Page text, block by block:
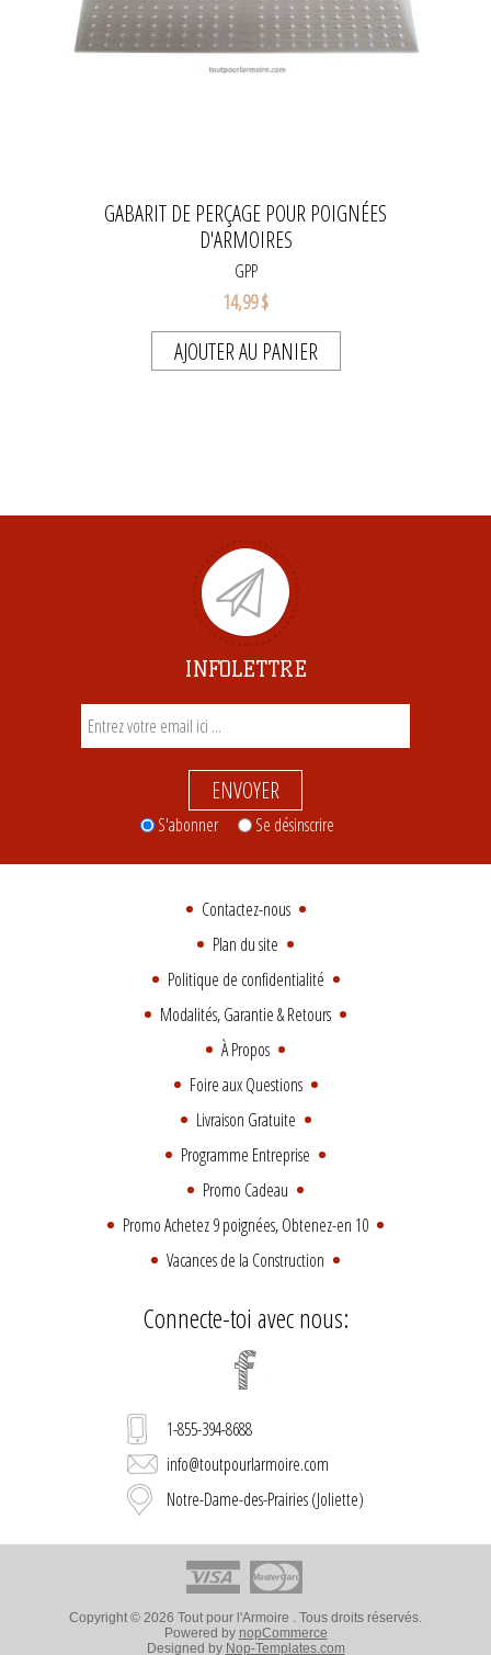
GABARIT DE PERÇAGE POUR POIGNÉES
D'ARMOIRES
GPP
14,99 $
AJOUTER AU PANIER
INFOLETTRE
ENVOYER
S'abonner Se désinscrire
Contactez-nous
Plan du site
Politique de confidentialité
Modalités, Garantie & Retours
À Propos
Foire aux Questions
Livraison Gratuite
Programme Entreprise
Promo Cadeau
Promo Achetez 9 poignées, Obtenez-en 10
Vacances de la Construction
Connecte-toi avec nous:
1-855-394-8688
info@toutpourlarmoire.com
Notre-Dame-des-Prairies (Joliette)
Copyright © 2026 Tout pour l'Armoire . Tous droits réservés.
Powered by nopCommerce
Designed by Nop-Templates.com